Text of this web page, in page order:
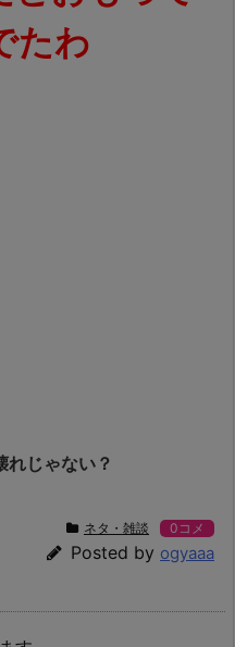
たわ
れじゃない？
ネタ・雑談 0コメ
Posted by ogyaaa